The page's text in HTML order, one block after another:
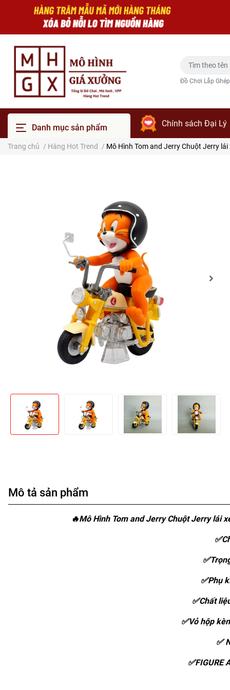
Đồ Chơi Lắp Ghép
Danh mục sản phẩm Chính sách Đại Lý
Trang chủ / Hàng Hot Trend / Mô Hình Tom and Jerry Chuột Jerry
Mô tả sản phẩm
🔥Mô Hình Tom and Jerry Chuột Jerry lái
✅Phụ
✅Chất
✅Vỏ hộp
✅
✅FIGURE